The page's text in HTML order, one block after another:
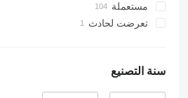
مستعملة
تعرضت لحادث
سنة التصنيع